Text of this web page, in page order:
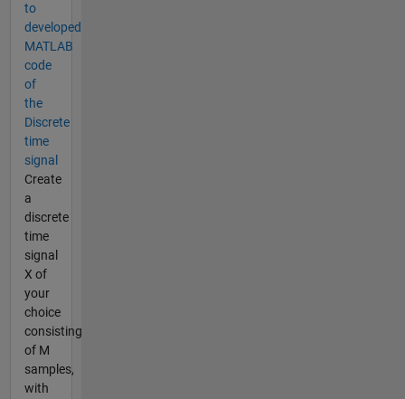
to
developed
MATLAB
code
of
the
Discrete
time
signal
Create
a
discrete
time
signal
X of
your
choice
consisting
of M
samples,
with